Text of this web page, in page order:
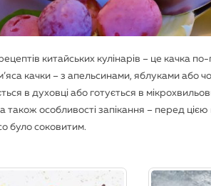
китайських кулінарів – це качка по-
качки – з апельсинами, яблуками або
в духовці або готується в
також особливості запікання – перед
було соковитим.